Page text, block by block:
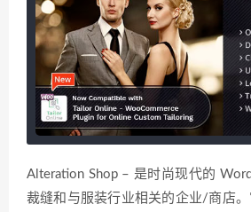
Alteration Shop – 是时尚现代的
裁缝和与服装行业相关的企业/商店